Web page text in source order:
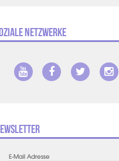
Netzwerke
E-Mail Adresse